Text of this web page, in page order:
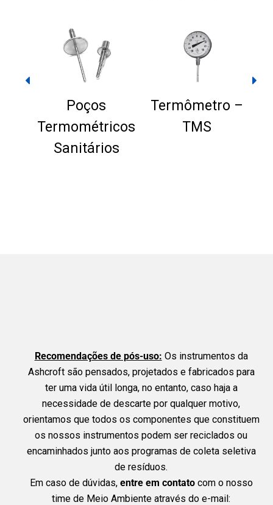
Poços
Termométricos
Sanitários
Termômetro –
TMS
Recomendações de pós-uso: Os instrumentos da
Ashcroft são pensados, projetados e fabricados para
ter uma vida útil longa, no entanto, caso haja a
necessidade de descarte por qualquer motivo,
orientamos que todos os componentes que constituem
os nossos instrumentos podem ser reciclados ou
encaminhados junto aos programas de coleta seletiva
de resíduos.
Em caso de dúvidas, entre em contatocom o nosso
time de Meio Ambiente através do e-mail: